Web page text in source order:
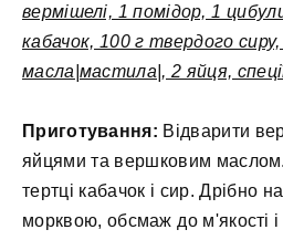
вермішелі, 1 помідор, 1
кабачок, 100 г твердого
масла|мастила|, 2 яйця,
Приготування: Відварити
яйцями та вершковим маслом.
тертці кабачок і сир. Дрібно
морквою, обсмаж до м'якості